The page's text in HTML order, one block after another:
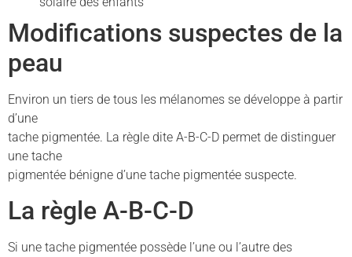
Modifications suspectes de la
peau
Environ un tiers de tous les mélanomes se développe à partir
d’une
tache pigmentée. La règle dite A-B-C-D permet de distinguer
une tache
pigmentée bénigne d’une tache pigmentée suspecte.
La règle A-B-C-D
Si une tache pigmentée possède l’une ou l’autre des